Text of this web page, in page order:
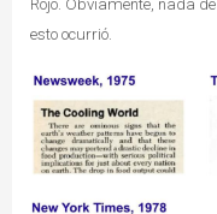
Rojo. Obviamente, nada de
esto ocurrió.